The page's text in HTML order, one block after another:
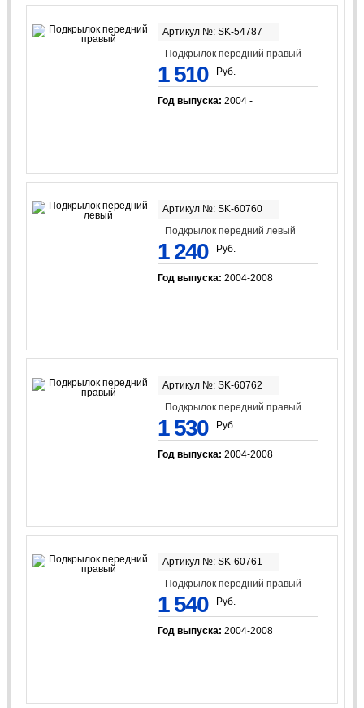
Артикул №: SK-54787
Подкрылок передний правый
1 510 Руб.
Год выпуска: 2004 -
Артикул №: SK-60760
Подкрылок передний левый
1 240 Руб.
Год выпуска: 2004-2008
Артикул №: SK-60762
Подкрылок передний правый
1 530 Руб.
Год выпуска: 2004-2008
Артикул №: SK-60761
Подкрылок передний правый
1 540 Руб.
Год выпуска: 2004-2008